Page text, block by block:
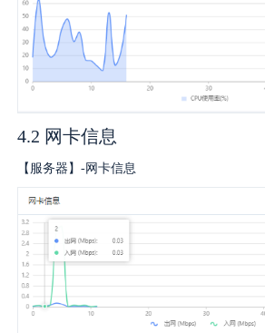
4.2 网卡信息
【服务器】-网卡信息